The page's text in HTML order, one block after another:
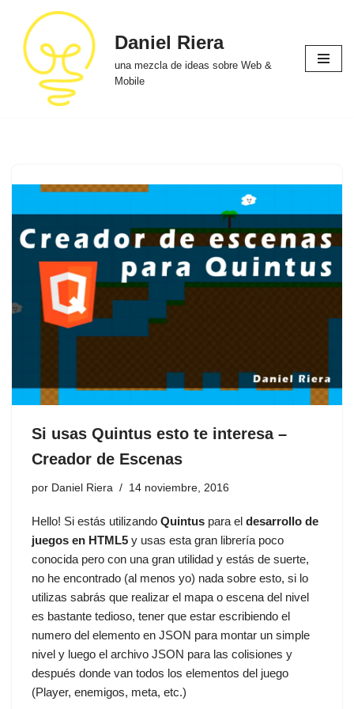
Saltar
contenido
Daniel Riera
una mezcla de ideas sobre Web &
Mobile
Si usas Quintus esto te interesa –
Creador de Escenas
por Daniel Riera 14 noviembre, 2016
Hello! Si estás utilizando Quintus para el desarrollo de
juegos en HTML5 y usas esta gran librería poco
conocida pero con una gran utilidad y estás de suerte,
no he encontrado (al menos yo) nada sobre esto, si lo
utilizas sabrás que realizar el mapa o escena del nivel
es bastante tedioso, tener que estar escribiendo el
numero del elemento en JSON para montar un simple
nivel y luego el archivo JSON para las colisiones y
después donde van todos los elementos del juego
(Player, enemigos, meta, etc.)